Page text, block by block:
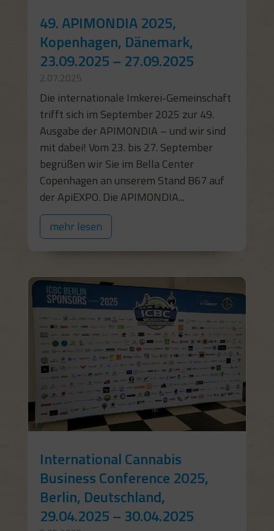
49. APIMONDIA 2025,
Kopenhagen, Dänemark,
23.09.2025 – 27.09.2025
2.07.2025
Die internationale Imkerei-Gemeinschaft
trifft sich im September 2025 zur 49.
Ausgabe der APIMONDIA – und wir sind
mit dabei! Vom 23. bis 27. September
begrüßen wir Sie im Bella Center
Copenhagen an unserem Stand B67 auf
der ApiEXPO. Die APIMONDIA...
mehr lesen
International Cannabis
Business Conference 2025,
Berlin, Deutschland,
29.04.2025 – 30.04.2025